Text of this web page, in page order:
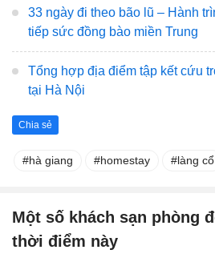
33 ngày đi theo bão lũ – Hành
tiếp sức đồng bào miền Trung
Tổng hợp địa điểm tập kết cứu
tại Hà Nội
Chia sẻ
hà giang homestay làng cổ
Một số khách sạn phòng
thời điểm này